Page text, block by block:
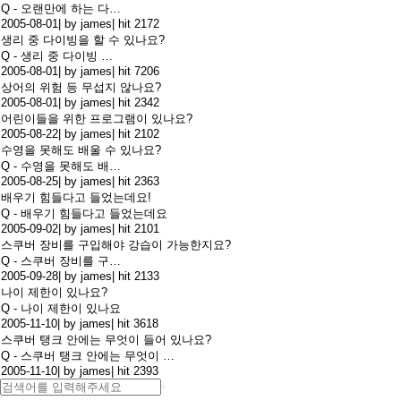
Q - 오랜만에 하는 다…
2005-08-01 | by james| hit 2172
생리 중 다이빙을 할 수 있나요?
Q - 생리 중 다이빙 …
2005-08-01 | by james| hit 7206
상어의 위험 등 무섭지 않나요?
2005-08-01 | by james| hit 2342
어린이들을 위한 프로그램이 있나요?
2005-08-22| by james| hit 2102
수영을 못해도 배울 수 있나요?
Q - 수영을 못해도 배…
2005-08-25| by james| hit 2363
배우기 힘들다고 들었는데요!
Q - 배우기 힘들다고 들었는데요
2005-09-02| by james| hit 2101
스쿠버 장비를 구입해야 강습이 가능한지요?
Q - 스쿠버 장비를 구…
2005-09-28| by james| hit 2133
나이 제한이 있나요?
Q - 나이 제한이 있나요
2005-11-10| by james| hit 3618
스쿠버 탱크 안에는 무엇이 들어 있나요?
Q - 스쿠버 탱크 안에는 무엇이 …
2005-11-10| by james| hit 2393